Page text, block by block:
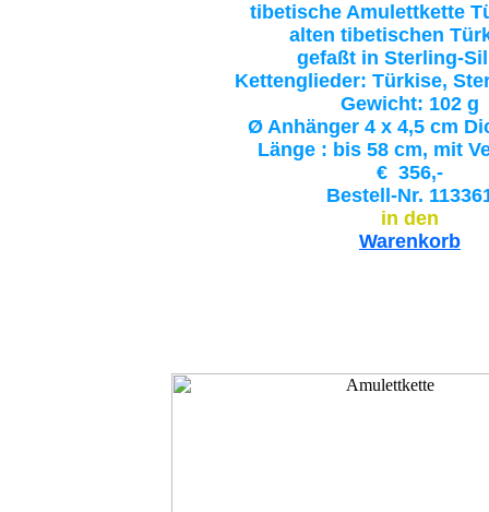
tibetische Amulettkette
alten tibetischen
gefaßt in Sterling-
Kettenglieder: Türkise,
Gewicht: 102 g
Ø Anhänger 4 x 4,5 cm
Länge : bis 58 cm, mit
€ 356,-
Bestell-Nr.
in den
Warenkorb